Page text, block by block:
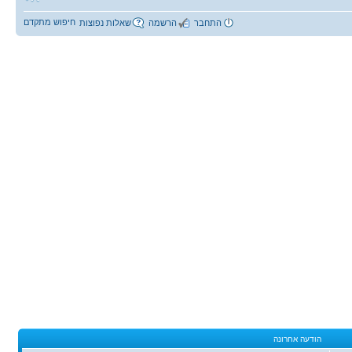
חיפוש מתקדם שאלות נפוצות הרשמה התחבר
הודעה אחרונה